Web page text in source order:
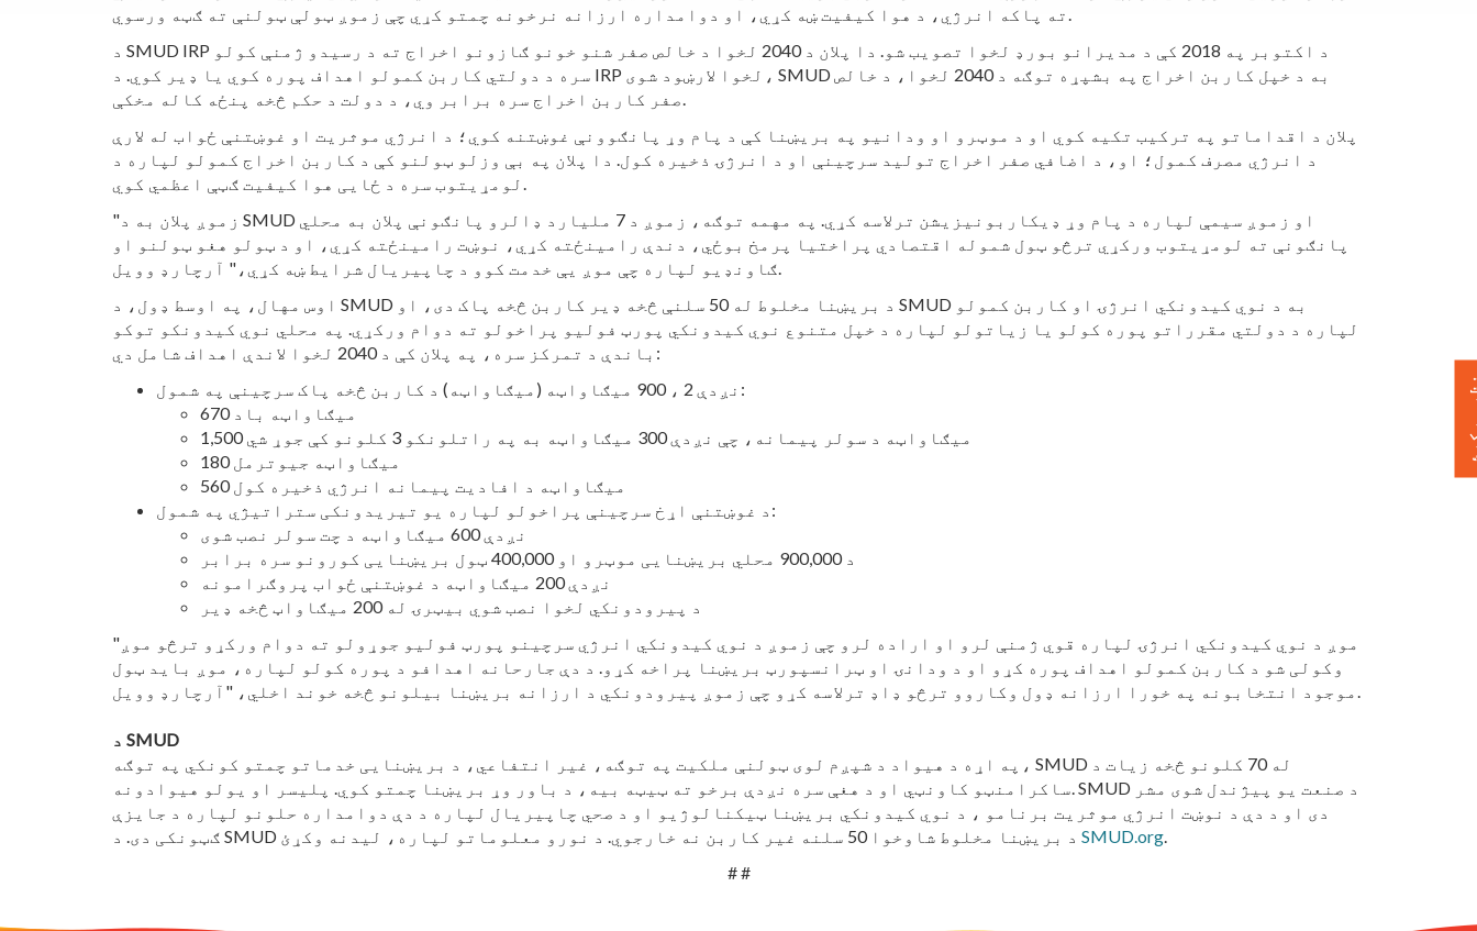
ته پاکه انرژي، د هوا کیفیت ښه کړي، او دوامداره ارزانه نرخونه چمتو کړي چې زموږ ټولې ټولنې ته ګټه ورسوي.
د SMUD IRP د اکتوبر په 2018 کې د مدیرانو بورډ لخوا تصویب شو. دا پلان د 2040 لخوا د خالص صفر شنو خونو ګازونو اخراج ته د رسیدو ژمنې کولو
سره د دولتي کاربن کمولو اهداف پوره کوي یا ډیر کوي. د IRP لخوا لارښود شوی، SMUD به د خپل کاربن اخراج په بشپړه توګه د 2040 لخوا، د خالص
صفر کاربن اخراج سره برابر وي، د دولت د حکم څخه پنځه کاله مخکې.
پلان د اقداماتو په ترکیب تکیه کوي او د موټرو او ودانیو په بریښنا کې د پام وړ پانګوونې غوښتنه کوي؛ د انرژي موثریت او غوښتنې ځواب له لارې
د انرژي مصرف کمول؛ او، د اضافي صفر اخراج تولید سرچینې او د انرژۍ ذخیره کول. دا پلان په بې وزلو ټولنو کې د کاربن اخراج کمولو لپاره د
لومړیتوب سره د ځایی هوا کیفیت ګټې اعظمي کوي.
"زموږ پلان به د SMUD او زموږ سیمې لپاره د پام وړ ډیکاربونیزیشن ترلاسه کړي. په مهمه توګه، زموږ د 7 ملیارد ډالرو پانګونې پلان به محلي
پانګونې ته لومړیتوب ورکړي ترڅو ټول شموله اقتصادي پراختیا پرمخ بوځي، دندې رامینځته کړي، نوښت رامینځته کړي، او د ټولو هغو ټولنو او
ګاونډیو لپاره چې موږ یې خدمت کوو د چاپیریال شرایط ښه کړي،" آرچارډ وویل.
اوس مهال، په اوسط ډول، د SMUD د بریښنا مخلوط له 50 سلنې څخه ډیر کاربن څخه پاک دی، او SMUD به د نوي کیدونکي انرژۍ او کاربن کمولو
لپاره د دولتي مقرراتو پوره کولو یا زیاتولو لپاره د خپل متنوع نوي کیدونکي پورټ فولیو پراخولو ته دوام ورکړي. په محلي نوي کیدونکو توکو
باندې د تمرکز سره، په پلان کې د 2040 لخوا لاندې اهداف شامل دي:
نږدې 2 ، 900 میګاواټه (میګاواټه) د کاربن څخه پاک سرچینې په شمول:
670 میګاواټه باد
1,500 میګاواټه د سولر پیمانه، چې نږدې 300 میګاواټه به په راتلونکو 3 کلونو کې جوړ شي
180 میګاواټه جیوترمل
560 میګاواټه د افادیت پیمانه انرژي ذخیره کول
د غوښتنې اړخ سرچینې پراخولو لپاره یو تیریدونکی ستراتیژي په شمول:
نږدې 600 میګاواټه د چت سولر نصب شوی
د 900,000 محلي بریښنایی موټرو او 400,000 ټول بریښنایی کورونو سره برابر
نږدې 200 میګاواټه د غوښتنې ځواب پروګرامونه
د پیرودونکي لخوا نصب شوي بیټرۍ له 200 میګاواټ څخه ډیر
"موږ د نوي کیدونکي انرژۍ لپاره قوي ژمنې لرو او اراده لرو چې زموږ د نوي کیدونکي انرژي سرچینو پورټ فولیو جوړولو ته دوام ورکړو ترڅو موږ
وکولی شو د کاربن کمولو اهداف پوره کړو او د ودانۍ او ټرانسپورټ بریښنا پراخه کړو. د دې جارحانه اهدافو د پوره کولو لپاره، موږ باید ټول
موجود انتخابونه په خورا ارزانه ډول وکاروو ترڅو ډاډ ترلاسه کړو چې زموږ پیرودونکي د ارزانه بریښنا بیلونو څخه خوند اخلي، "آرچارډ وویل.
د SMUD
په اړه د هیواد د شپږم لوی ټولنې ملکیت په توګه، غیر انتفاعي، د بریښنایی خدماتو چمتو کونکي په توګه، SMUD له 70 کلونو څخه زیات د
ساکرامنټو کاونټي او د هغې سره نږدې برخو ته ټیټه بیه، د باور وړ بریښنا چمتو کوي. پلیسر او یولو هیوادونه. SMUD د صنعت یو پیژندل شوی مشر
دی او د دې د نوښت انرژي موثریت برنامو ، د نوي کیدونکي بریښنا ټیکنالوژیو او د صحي چاپیریال لپاره د دې دوامداره حلونو لپاره د جایزې
SMUD.org.
# #